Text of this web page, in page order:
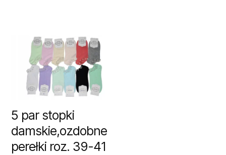
5 par stopki
damskie,ozdobne
perełki roz. 39-41